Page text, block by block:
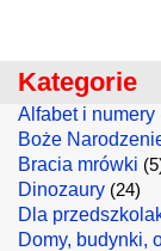
Kategorie
Alfabet i numery
Boże
Bracia mrówki
Dinozaury (24)
Dla
Domy, budynki,